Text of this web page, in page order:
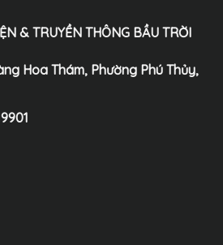
& TRUYỀN THÔNG BẦU TRỜI
Hoa Thám, Phường Phú Thủy,